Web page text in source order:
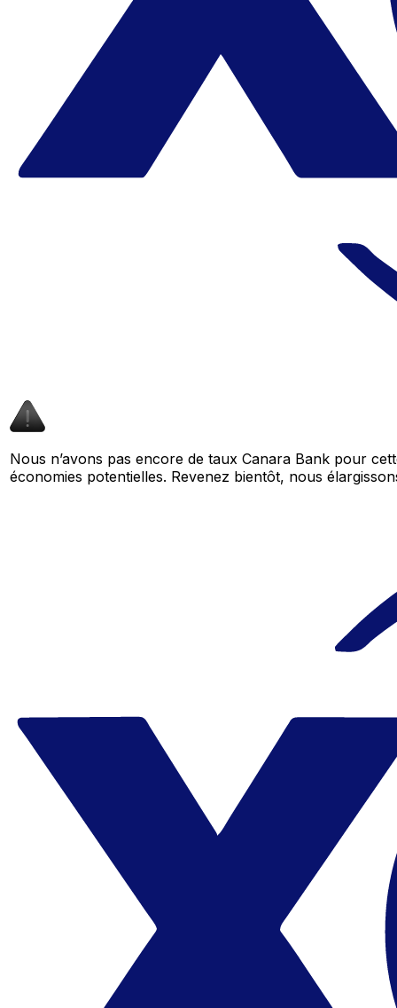
Nous n’avons pas encore de taux Canara Bank pour
économies potentielles. Revenez bientôt, nous